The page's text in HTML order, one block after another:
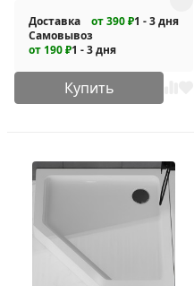
Доставка от 390 ₽1 - 3 дня
Самовывоз
от 190 ₽1 - 3 дня
Купить